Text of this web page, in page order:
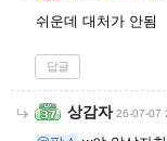
쉬운데 대처가 안됨
답글
상감자 26-07-07